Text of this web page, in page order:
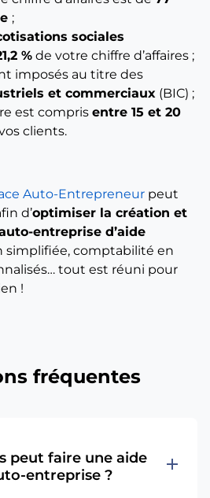
;
sociales
% de votre chiffre d’affaires ;
imposés au titre des
et commerciaux (BIC) ;
est compris entre 15 et 20
clients.
Auto-Entrepreneur peut
d’optimiser la création et
entreprise d’aide
simplifiée, comptabilité en
tout est réuni pour
!
fréquentes
peut faire une aide
entreprise ?
add